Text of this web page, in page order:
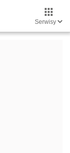
Serwisy